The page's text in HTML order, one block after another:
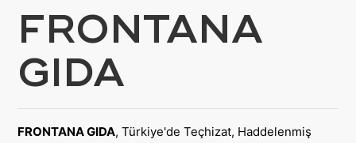
FRONTANA
GIDA
FRONTANA GIDA, Türkiye'de Teçhizat, Haddelenmiş